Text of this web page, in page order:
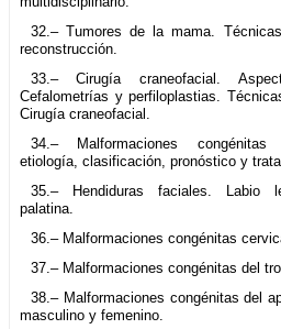
32.– Tumores de la mama.
reconstrucción.
33.– Cirugía craneofacial.
Cefalometrías y perfiloplastias.
Cirugía craneofacial.
34.– Malformaciones congénitas
etiología, clasificación, pronóstico y
35.– Hendiduras faciales. Labio
palatina.
36.– Malformaciones congénitas
37.– Malformaciones congénitas del
38.– Malformaciones congénitas del
masculino y femenino.